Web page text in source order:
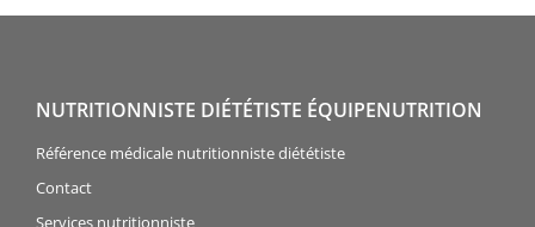
NUTRITIONNISTE DIÉTÉTISTE ÉQUIPENUTRITION
Référence médicale nutritionniste diététiste
Contact
Services nutritionniste